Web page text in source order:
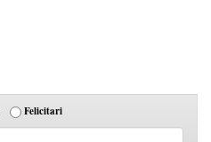
Felicitari